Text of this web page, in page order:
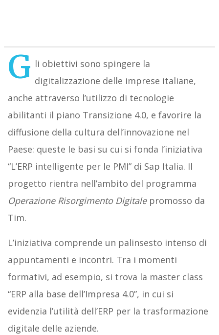
G li obiettivi sono spingere la
digitalizzazione delle imprese italiane,
anche attraverso l’utilizzo di tecnologie
abilitanti il piano Transizione 4.0, e favorire la
diffusione della cultura dell’innovazione nel
Paese: queste le basi su cui si fonda l’iniziativa
“L’ERP intelligente per le PMI” di Sap Italia. Il
progetto rientra nell’ambito del programma
Operazione Risorgimento Digitalepromosso da
Tim.
L’iniziativa comprende un palinsesto intenso di
appuntamenti e incontri. Tra i momenti
formativi, ad esempio, si trova la master class
“ERP alla base dell’Impresa 4.0”, in cui si
evidenzia l’utilità dell’ERP per la trasformazione
digitale delle aziende.